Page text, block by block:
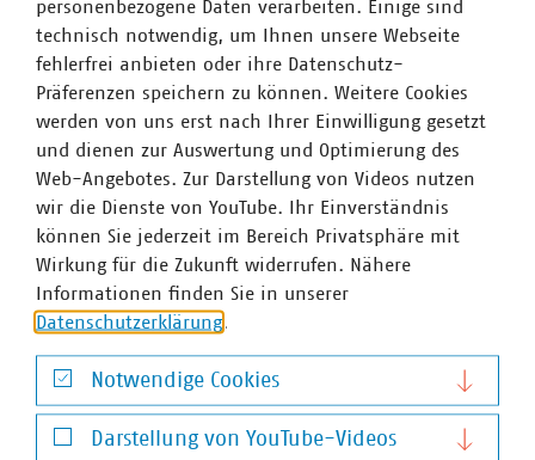
Qualitätsmanagement spielen insbesondere Tätigkeiten
der Öffentlichkeitsarbeit in das Berufsfeld hinein.
Der Gesprächs- und Diskussionsstoff dazu ging den
Kongressteilnehmenden in der Geschäftsstelle der
Berliner Stadtreinigung (BSR) in Berlin-Tempelhof daher
nicht aus: Wie kann Kommunikation erfolgreich gestaltet
Fördermöglichkeiten gibt es? Und welche Maßnahmen
sind erfolgreich, welche weniger?
Immer wieder fiel hier auch der Satz „Klauen ist
erlaubt“: Es könne sehr hilfreich sein, zu schauen, was
andere schon entwickelt haben, und zu überlegen, wie
man das bei sich anwenden und davon profitieren kann,
sind die Teilnehmenden sich einig.
personenbezogene Daten verarbeiten. Einige sind
technisch notwendig, um Ihnen unsere Webseite
fehlerfrei anbieten oder ihre Datenschutz-
Präferenzen speichern zu können. Weitere Cookies
werden von uns erst nach Ihrer Einwilligung gesetzt
und dienen zur Auswertung und Optimierung des
Web-Angebotes. Zur Darstellung von Videos nutzen
wir die Dienste von YouTube. Ihr Einverständnis
können Sie jederzeit im Bereich Privatsphäre mit
Wirkung für die Zukunft widerrufen. Nähere
Informationen finden Sie in unserer
Datenschutzerklärung
Notwendige Cookies
Notwendige Cookies
Darstellung von YouTube-Videos